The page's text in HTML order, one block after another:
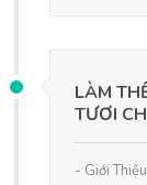
LÀM
TƯƠI
- Giới